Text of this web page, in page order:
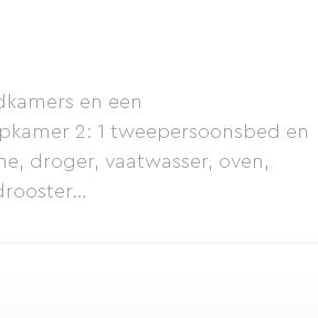
en een
2: 1 tweepersoonsbed en
droger, vaatwasser, oven,